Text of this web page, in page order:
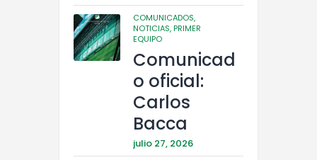
COMUNICADOS,
NOTICIAS,PRIMER
EQUIPO
Comunicad
o oficial:
Carlos
Bacca
julio 27, 2026